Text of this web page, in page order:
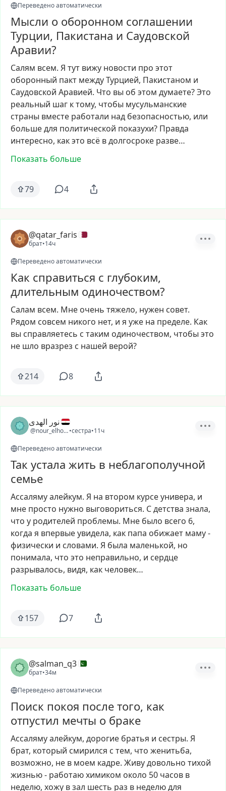
Переведено автоматически
Мысли о оборонном соглашении
Турции, Пакистана и Саудовской
Аравии?
Салям всем. Я тут вижу новости про этот
оборонный пакт междуТурцией, Пакистаном и
Саудовской Аравией. Что вы об этом думаете?Это
реальный шаг ктому, чтобы мусульманские
страны вместе работали над безопасностью, или
большедля политической показухи? Правда
интересно, какэто всё вдолгосроке разве…
Показать больше
79 4
@qatar_faris
брат•14ч
Переведено автоматически
Как справиться с глубоким,
длительным одиночеством?
Салам всем. Мне очень тяжело, нужен совет.
Рядом совсем никого нет, и я уже на пределе. Как
вы справляетесь с таким одиночеством, чтобы это
не шло вразрез с нашей верой?
214 8
نور الهدى
@nour_elhouda2
•сестра•11ч
Переведено автоматически
Так устала жить в неблагополучной
семье
Ассалямуалейкум. Я на втором курсеунивера, и
мне просто нужно выговориться. Сдетства знала,
что у родителей проблемы. Мне было всего 6,
когда я впервыеувидела, как папа обижает маму-
физически и словами. Я была маленькой, но
понимала, что это неправильно, и сердце
разрывалось, видя, как человек…
Показать больше
157 7
@salman_q3
брат•34м
Переведено автоматически
Поиск покоя после того, как
отпустил мечты о браке
Ассалямуалейкум, дорогие братья и сестры. Я
брат, который смирился с тем, что женитьба,
возможно, не в моем кадре. Живудовольно тихой
жизнью- работаюхимиком около 50 часов в
неделю, хожу взал шесть раз в неделюдля